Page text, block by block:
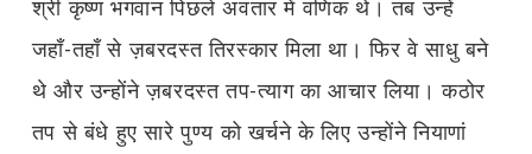
श्री कृष्ण भगवान पिछले अवतार में वणिक थे। तब उन्हें
जहाँ-तहाँ से ज़बरदस्त तिरस्कार मिला था। फिर वे साधु बने
थे और उन्होंने ज़बरदस्त तप-त्याग का आचार लिया। कठोर
तप से बंधे हुए सारे पुण्य को खर्चने के लिए उन्होंने नियाणां